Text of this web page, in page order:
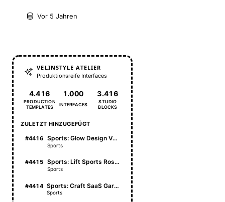
Vor 5 Jahren
VELINSTYLE ATELIER
Produktionsreife Interfaces
4.416
PRODUCTION
TEMPLATES
1.000
INTERFACES
3.416
STUDIO
BLOCKS
ZULETZT HINZUGEFÜGT
#4416 Sports: Glow Design Vault
Sports
#4415 Sports: Lift Sports Roster
Sports
#4414 Sports: Craft SaaS Garden
Sports